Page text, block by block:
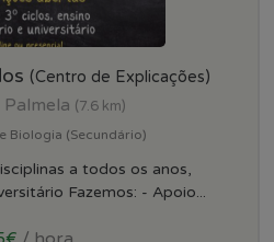
(Centro de Explicações)
(7.6 km)
Biologia (Secundário)
a todos os anos,
Fazemos: - Apoio...